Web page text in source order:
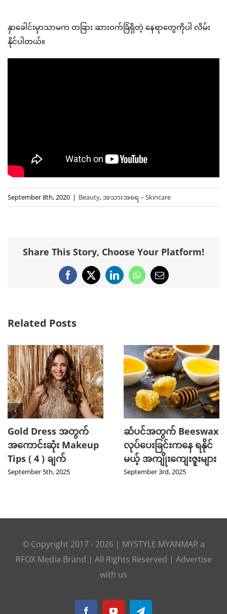
နှာခေါင်းမှာသာမက တခြား ဆားဝက်ခြံရှိတဲ့ နေရာတွေကိုပါ လိမ်း
နိုင်ပါတယ်။
September 8th, 2020 | Beauty,အသားအရေ – Skincare
Share This Story, Choose Your Platform!
Facebook
X LinkedInWhatsApp
Email
Related Posts
Gold Dress အတွက်
အကောင်းဆုံး Makeup
Tips ( 4 ) ချက်
September 5th, 2025
ဆံပင်အတွက် Beeswax
လုပ်ပေးခြင်းကနေ ရနိုင်
မယ့် အကျိုးကျေးဇူးများ
September 3rd, 2025
© Copyright 2017 - 2026 | MYSTYLE MYANMAR a
RFOX Media Brand | All Rights Reserved | Advertise
with us